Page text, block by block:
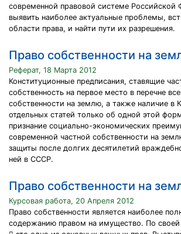
современной правовой системе Российской
выявить наиболее актуальные проблемы,
области права, и найти пути их разрешения.
Право собственности на
Реферат, 18 Марта 2012
Конституционные предписания, ставящие
собственность на первое место в перечне
собственности на землю, а также наличие в
отдельных статей только об одной этой
признание социально-экономических
современной частной собственности на
защиты после долгих десятилетий
ней в СССР.
Право собственности на
Курсовая работа, 20 Апреля 2012
Право собственности является наиболее
содержанию правом на имущество. По